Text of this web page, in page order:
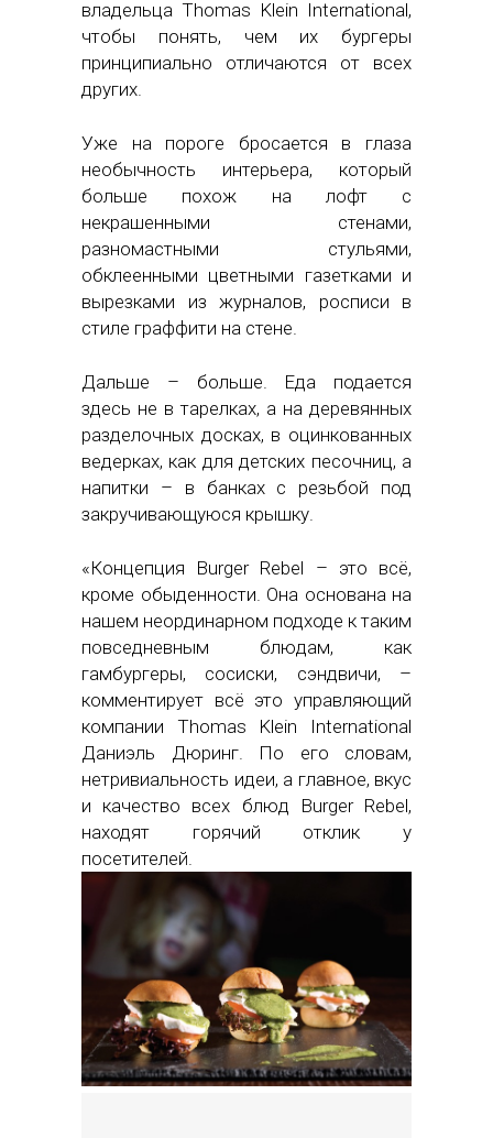
владельца Thomas Klein International,
чтобы понять, чем их бургеры
принципиально отличаются от всех
других.
Уже на пороге бросается в глаза
необычность интерьера, который
больше похож на лофт с
некрашенными стенами,
разномастными стульями,
обклеенными цветными газетками и
вырезками из журналов, росписи в
стиле граффити на стене.
Дальше – больше. Еда подается
здесь не в тарелках, а на деревянных
разделочных досках, в оцинкованных
ведерках, как для детских песочниц, а
напитки – в банках с резьбой под
закручивающуюся крышку.
«Концепция Burger Rebel – это всё,
кроме обыденности. Она основана на
нашем неординарном подходе к таким
повседневным блюдам, как
гамбургеры, сосиски, сэндвичи, –
комментирует всё это управляющий
компании Thomas Klein International
Даниэль Дюринг. По его словам,
нетривиальность идеи, а главное, вкус
и качество всех блюд Burger Rebel,
находят горячий отклик у
посетителей.